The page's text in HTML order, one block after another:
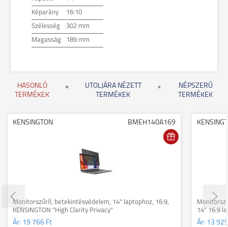
Képarány 16:10
Szélesség 302 mm
Magasság 189 mm
HASONLÓ
TERMÉKEK
UTOLJÁRA NÉZETT
TERMÉKEK
NÉPSZERŰ
TERMÉKEK
KENSINGTON BMEH140A169
Monitorszűrő, betekintésvédelem, 14" laptophoz, 16:9,
KENSINGTON "High Clarity Privacy"
Ár: 19 766 Ft
14" 16:9
Ár: 13